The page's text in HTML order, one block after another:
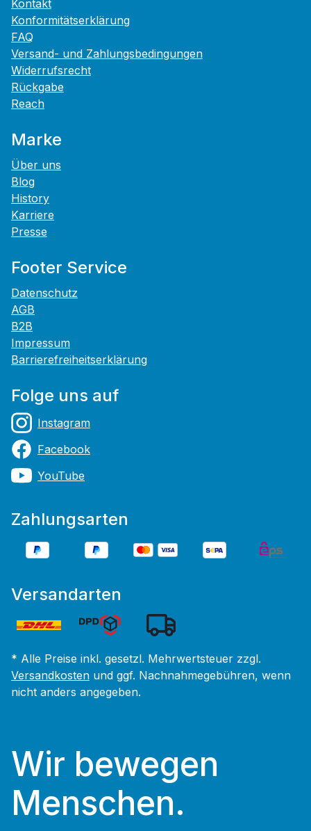
Kontakt
Konformitätserklärung
FAQ
Versand- und Zahlungsbedingungen
Widerrufsrecht
Rückgabe
Reach
Marke
Über uns
Blog
History
Karriere
Presse
Footer Service
Datenschutz
AGB
B2B
Impressum
Barrierefreiheitserklärung
Folge uns auf
Instagram
Facebook
YouTube
Zahlungsarten
Versandarten
* Alle Preise inkl. gesetzl. Mehrwertsteuer zzgl.
Versandkosten und ggf. Nachnahmegebühren, wenn
nicht anders angegeben.
Wir bewegen
Menschen.